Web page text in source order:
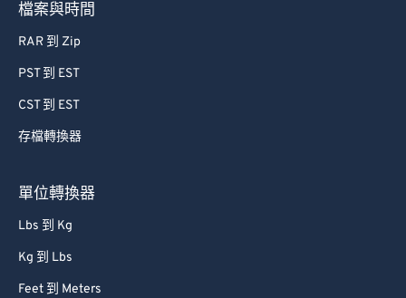
檔案與時間
RAR 到 Zip
PST 到 EST
CST 到 EST
存檔轉換器
單位轉換器
Lbs 到 Kg
Kg 到 Lbs
Feet 到 Meters